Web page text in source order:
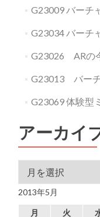
G23009 バーチ
G23034 バーチ
G23026 ARの
G23013 バー
G23069 体験型
アーカイ
アーカイブ
2013年5月
月 火